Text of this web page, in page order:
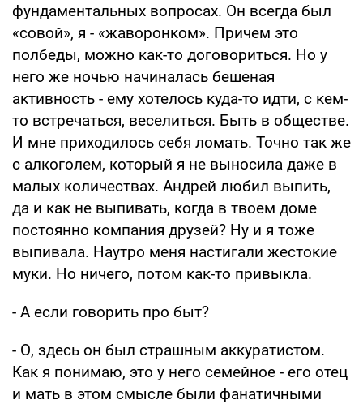
фундаментальных вопросах. Он всегда был
«совой», я - «жаворонком». Причем это
полбеды, можно как-то договориться. Но у
него же ночью начиналась бешеная
активность - ему хотелось куда-то идти, с кем-
то встречаться, веселиться. Быть в обществе.
И мне приходилось себя ломать. Точно так же
с алкоголем, который я не выносила даже в
малых количествах. Андрей любил выпить,
да и как не выпивать, когда в твоем доме
постоянно компания друзей? Ну и я тоже
выпивала. Наутро меня настигали жестокие
муки. Но ничего, потом как-то привыкла.
- А если говорить про быт?
- О, здесь он был страшным аккуратистом.
Как я понимаю, это у него семейное - его отец
и мать в этом смысле были фанатичными